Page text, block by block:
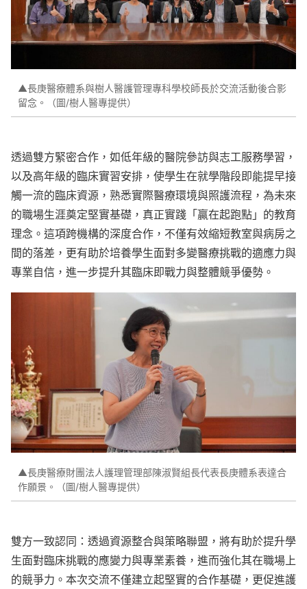
▲長庚醫療體系與樹人醫護管理專科學校師長於交流活動後合影
留念。（圖/樹人醫專提供）
透過雙方緊密合作，如低年級的醫院參訪與志工服務學習，
以及高年級的臨床實習安排，使學生在就學階段即能提早接
觸一流的臨床資源，熟悉實際醫療環境與照護流程，為未來
的職場生涯奠定堅實基礎，真正實踐「贏在起跑點」的教育
理念。這項跨機構的深度合作，不僅有效縮短教室與病房之
間的落差，更有助於培養學生面對多變醫療挑戰的適應力與
專業自信，進一步提升其臨床即戰力與整體競爭優勢。
▲長庚醫療財團法人護理管理部陳淑賢組長代表長庚體系表達合
作願景。（圖/樹人醫專提供）
雙方一致認同：透過資源整合與策略聯盟，將有助於提升學
生面對臨床挑戰的應變力與專業素養，進而強化其在職場上
的競爭力。本次交流不僅建立起堅實的合作基礎，更促進護